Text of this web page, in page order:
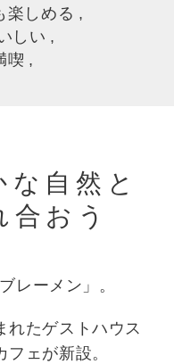
楽しめる
しい
喫
自然と
おう
レーメン」。
れたゲストハウス
ェが新設。